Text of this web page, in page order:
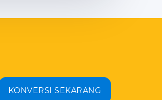
KONVERSI SEKARANG